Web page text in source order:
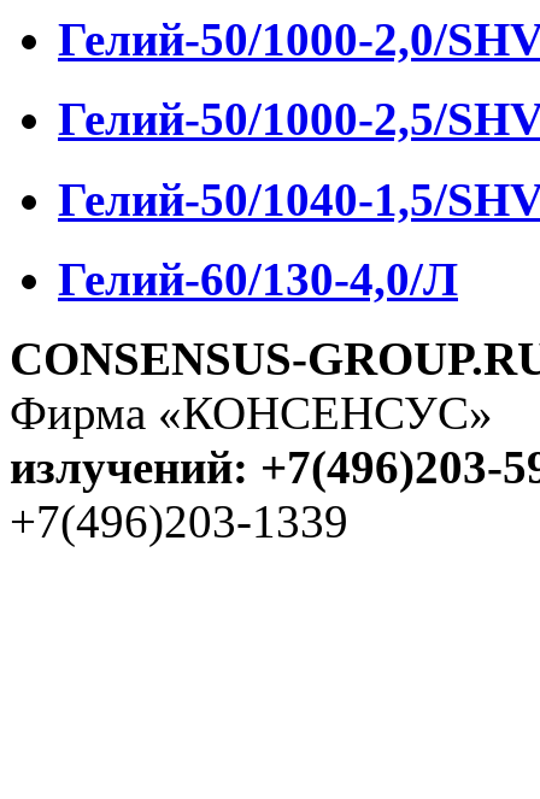
Гелий-50/1000-2,0/
Гелий-50/1000-2,5/
Гелий-50/1040-1,5/
Гелий-60/130-4,0/Л
CONSENSUS-
Фирма
излучений: +7(496)203-
+7(496)203-1339